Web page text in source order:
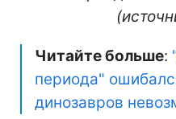
Читайте больше:
периода"
динозавров